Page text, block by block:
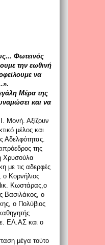
Φωτεινός
την εωθινή
να
Mέρα της
και να
Μονή. Αξίζουν
μέλος και
της
Χρυσούλα
με τις αδερφές
ο Kορνήλιος
Kωστάρας,ο
Bασιλάκος, ο
ο Πολύβιος
EΛ.AΣ και ο
μέγα τούτο